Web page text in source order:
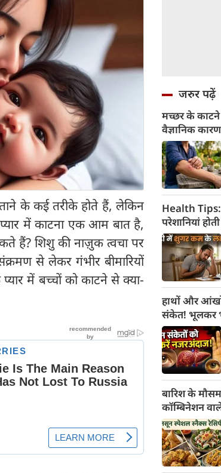
के कई तरीके होते हैं, लेकिन
में काटना एक आम बात है,
हैं? शिशु की नाज़ुक त्वचा पर
से लेकर गंभीर बीमारियों
में बच्चों को काटने से क्या-
जरुर पढ़ें
मच्छर के काटने
वैज्ञानिक
Health Tips:
परेशानियां
हाथों और आंखों
संकेत! भूलकर
बारिश के
कॉम्बिनेशन
तारीफ